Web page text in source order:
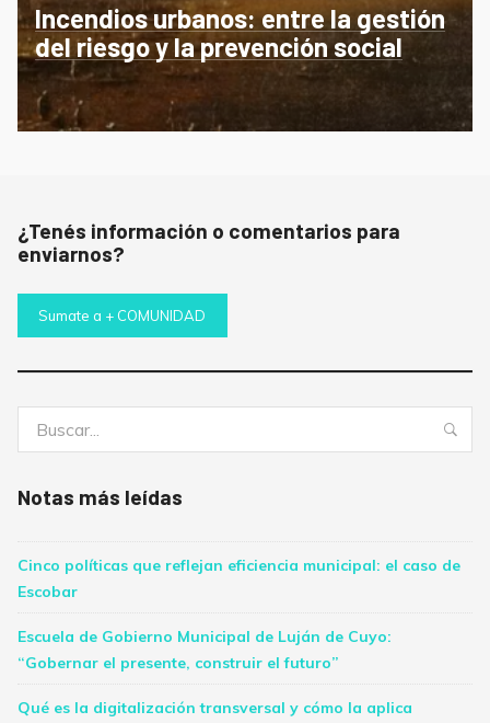
Incendios urbanos: entre la gestión
del riesgo y la prevención social
¿Tenés información o comentarios para
enviarnos?
Sumate a + COMUNIDAD
Notas más leídas
Cinco políticas que reflejan eficiencia municipal: el caso de
Escobar
Escuela de Gobierno Municipal de Luján de Cuyo:
“Gobernar el presente, construir el futuro”
Qué es la digitalización transversal y cómo la aplica